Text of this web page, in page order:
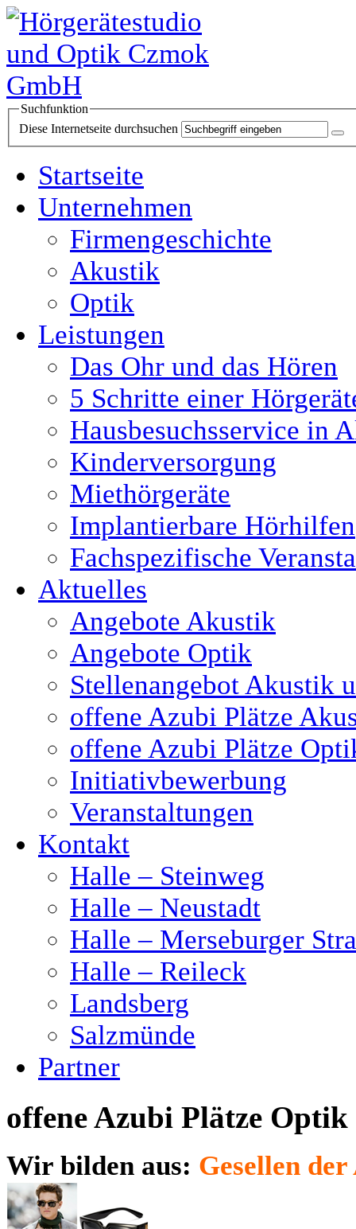
Suchfunktion
Diese Internetseite durchsuchen
Startseite
Unternehmen
Firmengeschichte
Akustik
Optik
Leistungen
Das Ohr und das Hören
5 Schritte einer
Hausbesuchsservice in
Kinderversorgung
Miethörgeräte
Implantierbare Hörhilfen
Fachspezifische
Aktuelles
Angebote Akustik
Angebote Optik
Stellenangebot Akustik
offene Azubi Plätze
offene Azubi Plätze
Initiativbewerbung
Veranstaltungen
Kontakt
Halle – Steinweg
Halle – Neustadt
Halle – Merseburger
Halle – Reileck
Landsberg
Salzmünde
Partner
offene Azubi Plätze Optik
Wir bilden aus: Gesellen